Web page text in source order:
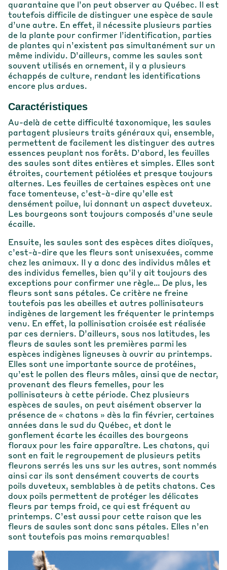
quarantaine que l’on peut observer au Québec. Il est
toutefois difficile de distinguer une espèce de saule
d’une autre. En effet, il nécessite plusieurs parties
de la plante pour confirmer l’identification, parties
de plantes qui n’existent pas simultanément sur un
même individu. D’ailleurs, comme les saules sont
souvent utilisés en ornement, il y a plusieurs
échappés de culture, rendant les identifications
encore plus ardues.
Caractéristiques
Au-delà de cette difficulté taxonomique, les saules
partagent plusieurs traits généraux qui, ensemble,
permettent de facilement les distinguer des autres
essences peuplant nos forêts. D’abord, les feuilles
des saules sont dites entières et simples. Elles sont
étroites, courtement pétiolées et presque toujours
alternes. Les feuilles de certaines espèces ont une
face tomenteuse, c’est-à-dire qu’elle est
densément poilue, lui donnant un aspect duveteux.
Les bourgeons sont toujours composés d’une seule
écaille.
Ensuite, les saules sont des espèces dites dioïques,
c’est-à-dire que les fleurs sont unisexuées, comme
chez les animaux. Il y a donc des individus mâles et
des individus femelles, bien qu’il y ait toujours des
exceptions pour confirmer une règle… De plus, les
fleurs sont sans pétales. Ce critère ne freine
toutefois pas les abeilles et autres pollinisateurs
indigènes de largement les fréquenter le printemps
venu. En effet, la pollinisation croisée est réalisée
par ces derniers. D’ailleurs, sous nos latitudes, les
fleurs de saules sont les premières parmi les
espèces indigènes ligneuses à ouvrir au printemps.
Elles sont une importante source de protéines,
qu’est le pollen des fleurs mâles, ainsi que de nectar,
provenant des fleurs femelles, pour les
pollinisateurs à cette période. Chez plusieurs
espèces de saules, on peut aisément observer la
présence de « chatons » dès la fin février, certaines
années dans le sud du Québec, et dont le
gonflement écarte les écailles des bourgeons
floraux pour les faire apparaître. Les chatons, qui
sont en fait le regroupement de plusieurs petits
fleurons serrés les uns sur les autres, sont nommés
ainsi car ils sont densément couverts de courts
poils duveteux, semblables à de petits chatons. Ces
doux poils permettent de protéger les délicates
fleurs par temps froid, ce qui est fréquent au
printemps. C’est aussi pour cette raison que les
fleurs de saules sont donc sans pétales. Elles n’en
sont toutefois pas moins remarquables!